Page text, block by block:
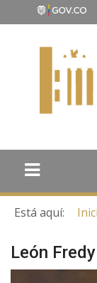
Está aquí:
León